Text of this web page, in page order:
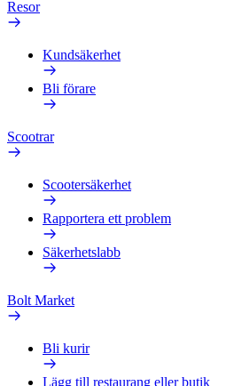
Resor
Kundsäkerhet
Bli förare
Scootrar
Scootersäkerhet
Rapportera ett problem
Säkerhetslabb
Bolt Market
Bli kurir
Lägg till restaurang eller butik